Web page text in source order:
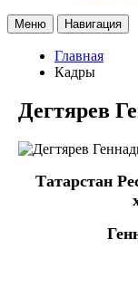
Меню Навигация
Главная
Кадры
Дегтярев
Татарстан